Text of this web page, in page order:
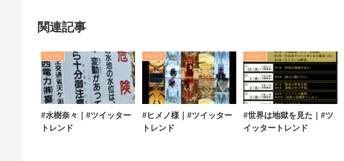
関連記事
トレンド
#水樹奈々｜#ツイッター
トレンド
トレンド
#ヒメノ様｜#ツイッター
トレンド
トレンド
#世界は地獄を見た｜#ツ
イッタートレンド